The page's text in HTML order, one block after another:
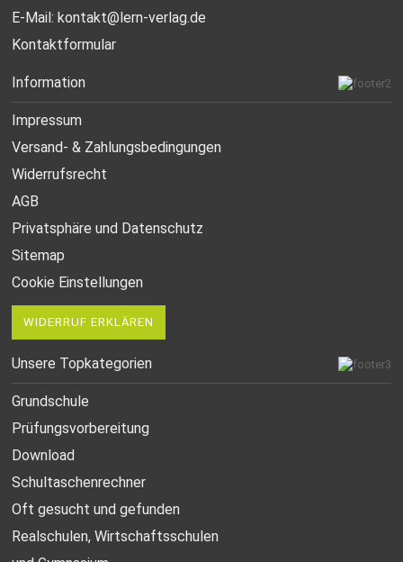
E-Mail:kontakt@lern-verlag.de
Kontaktformular
Information
Impressum
Versand- & Zahlungsbedingungen
Widerrufsrecht
AGB
Privatsphäre und Datenschutz
Sitemap
Cookie Einstellungen
WIDERRUF ERKLÄREN
Unsere Topkategorien
Grundschule
Prüfungsvorbereitung
Download
Schultaschenrechner
Oft gesucht und gefunden
Realschulen,Wirtschaftsschulen